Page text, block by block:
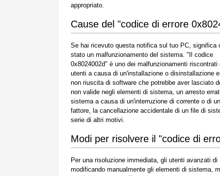
appropriato.
Cause del "codice di errore
Se hai ricevuto questa notifica sul tuo PC, significa
stato un malfunzionamento del sistema. "Il codice
0x8024002d" è uno dei malfunzionamenti riscontrati
utenti a causa di un'installazione o disinstallazione
non riuscita di software che potrebbe aver lasciato
non valide negli elementi di sistema, un arresto
sistema a causa di un'interruzione di corrente o di
fattore, la cancellazione accidentale di un file di
serie di altri motivi.
Modi per risolvere il "codice di
Per una risoluzione immediata, gli utenti avanzati
modificando manualmente gli elementi di sistema,